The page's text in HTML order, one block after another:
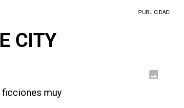
CITY
ficciones muy
PUBLICIDAD